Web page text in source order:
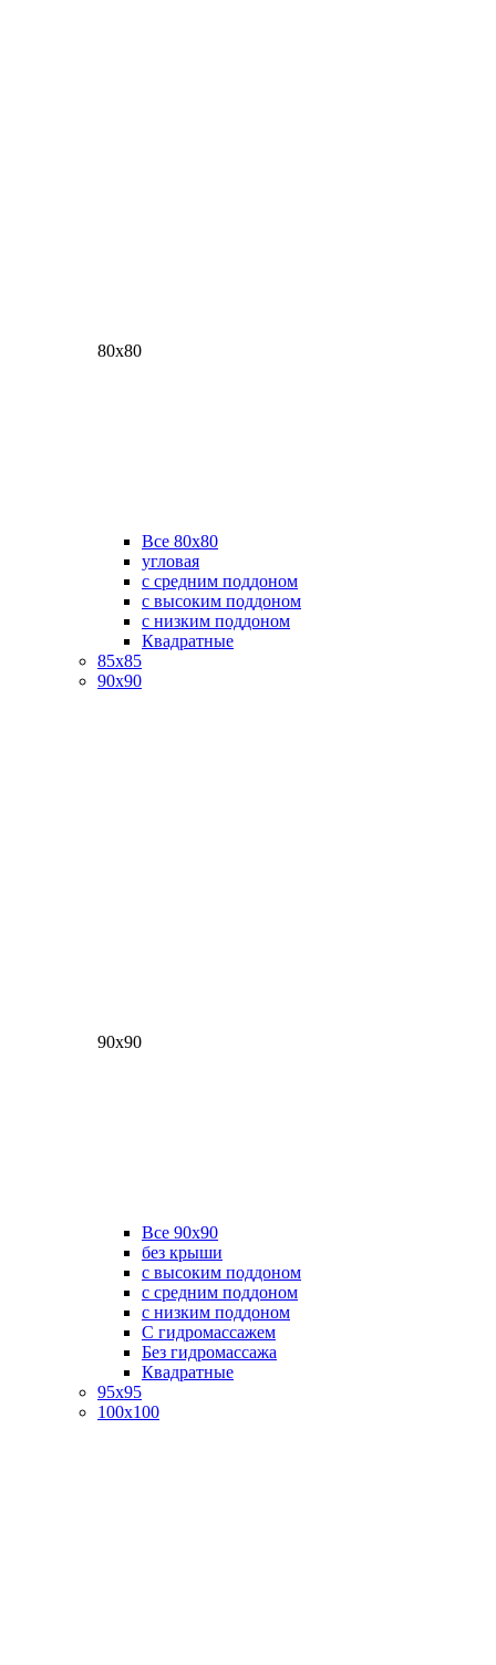
80х80
Все 80х80
угловая
с средним поддоном
с высоким поддоном
с низким поддоном
Квадратные
85х85
90х90
90х90
Все 90х90
без крыши
с высоким поддоном
с средним поддоном
с низким поддоном
С гидромассажем
Без гидромассажа
Квадратные
95х95
100х100